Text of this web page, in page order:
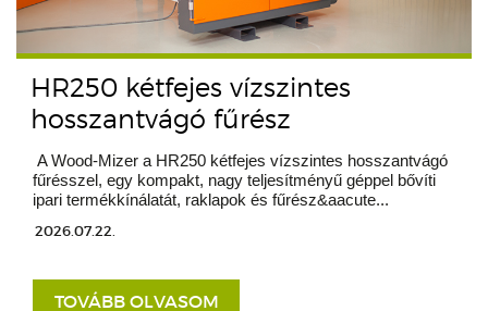
HR250 kétfejes vízszintes
hosszantvágó fűrész
A Wood-Mizer a HR250 kétfejes vízszintes hosszantvágó
fűrésszel, egy kompakt, nagy teljesítményű géppel bővíti
ipari termékkínálatát, raklapok és fűrész&aacute...
2026.07.22.
TOVÁBB OLVASOM